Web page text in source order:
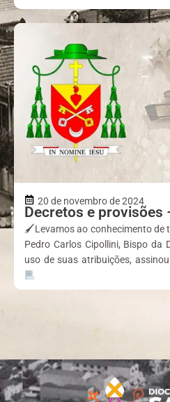
20 de novembro de 2024
Decretos e
🖌Levamos ao conhecimento de
Pedro Carlos Cipollini, Bispo da
uso de suas atribuições,